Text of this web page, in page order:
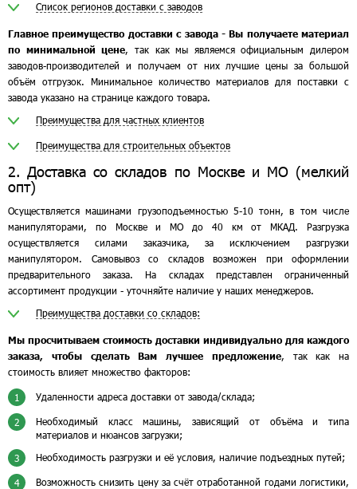
Список регионов доставки с заводов
Главное преимущество доставки с завода - Вы получаете материал
по минимальной цене, так как мы являемся официальным дилером
заводов-производителей и получаем от них лучшие цены за большой
объём отгрузок. Минимальное количество материалов для поставки с
завода указано на странице каждого товара.
Преимущества для частных клиентов
Преимущества для строительных объектов
2. Доставка со складов по Москве и МО (мелкий
опт)
Осуществляется машинами грузоподъемностью 5-10 тонн, в том числе
манипуляторами, по Москве и МО до 40 км от МКАД. Разгрузка
осуществляется силами заказчика, за исключением разгрузки
манипулятором. Самовывоз со складов возможен при оформлении
предварительного заказа. На складах представлен ограниченный
ассортимент продукции - уточняйте наличие у наших менеджеров.
Преимущества доставки со складов:
Мы просчитываем стоимость доставки индивидуально для каждого
заказа, чтобы сделать Вам лучшее предложение, так как на
стоимость влияет множество факторов:
1 Удаленности адреса доставки от завода/склада;
2
Необходимый класс машины, зависящий от объёма и типа
материалов и нюансов загрузки;
3 Необходимость разгрузки и её условия, наличие подъездных путей;
4
Возможность снизить цену за счёт отработанной годами логистики,